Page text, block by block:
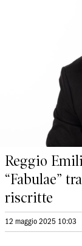
Reggio
“Fabulae”
riscritte
12 maggio 2025 10:03